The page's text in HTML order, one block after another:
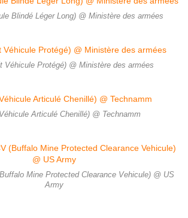
Blindé Léger Long) @ Ministère des armées
Véhicule Protégé) @ Ministère des armées
Articulé Chenillé) @ Technamm
Mine Protected Clearance Vehicule) @ US
Army